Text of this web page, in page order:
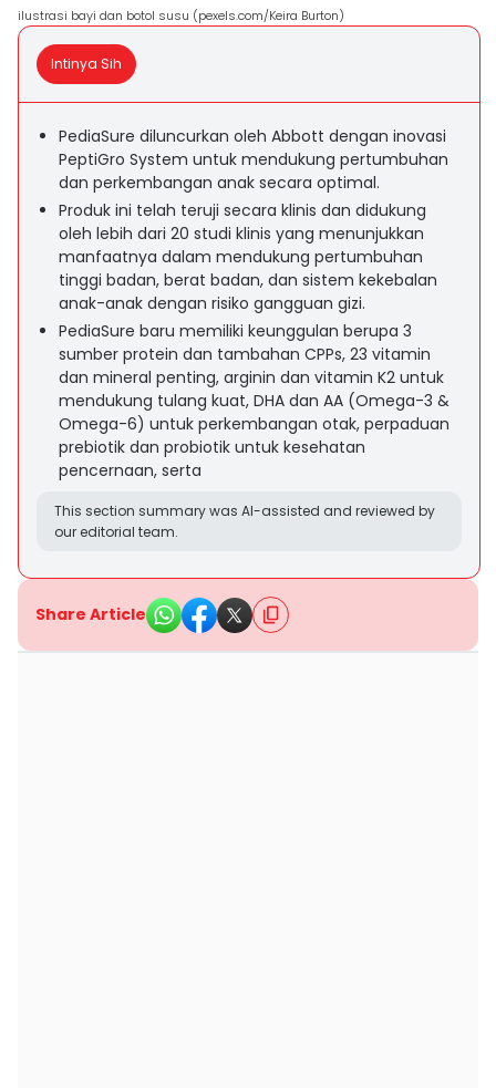
ilustrasi bayi dan botol susu (pexels.com/Keira Burton)
Intinya Sih
PediaSure diluncurkan oleh Abbott dengan inovasi
PeptiGro System untuk mendukung pertumbuhan
dan perkembangan anak secara optimal.
Produk ini telah teruji secara klinis dan didukung
oleh lebih dari 20 studi klinis yang menunjukkan
manfaatnya dalam mendukung pertumbuhan
tinggi badan, berat badan, dan sistem kekebalan
anak-anak dengan risiko gangguan gizi.
PediaSure baru memiliki keunggulan berupa 3
sumber protein dan tambahan CPPs, 23 vitamin
dan mineral penting, arginin dan vitamin K2 untuk
mendukung tulang kuat, DHA dan AA (Omega-3 &
Omega-6) untuk perkembangan otak, perpaduan
prebiotik dan probiotik untuk kesehatan
pencernaan, serta
This section summary was AI-assisted and reviewed by
our editorial team.
Share Article